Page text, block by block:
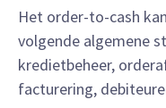
Het order-to-cash
volgende algemene
kredietbeheer,
facturering,